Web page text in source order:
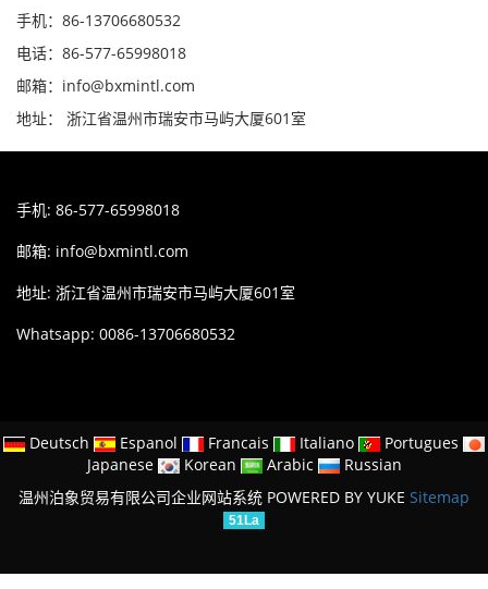
手机：86-13706680532
电话：86-577-65998018
邮箱：info@bxmintl.com
地址： 浙江省温州市瑞安市马屿大厦601室
手机: 86-577-65998018
邮箱: info@bxmintl.com
地址: 浙江省温州市瑞安市马屿大厦601室
Whatsapp: 0086-13706680532
Deutsch Espanol Francais Italiano
Portugues
Japanese
Korean Arabic
Russian
温州泊象贸易有限公司企业网站系统 POWERED BY YUKE Sitemap
51La